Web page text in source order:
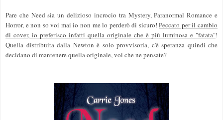
Pare che Need sia un delizioso incrocio tra Mystery, Paranormal Romance e
Horror, e non so voi mai io non me lo perderò di sicuro!Peccato per il cambio
di cover, io preferisco infatti quella originale che è più luminosa e "fatata"!
Quella distribuita dalla Newton è solo provvisoria, c'è speranza quindi che
decidano di mantenere quella originale, voi che ne pensate?